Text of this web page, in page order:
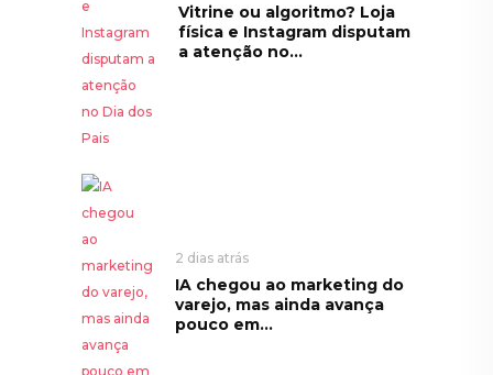
Vitrine ou algoritmo? Loja
física e Instagram disputam
a atenção no...
2 dias atrás
IA chegou ao marketing do
varejo, mas ainda avança
pouco em...